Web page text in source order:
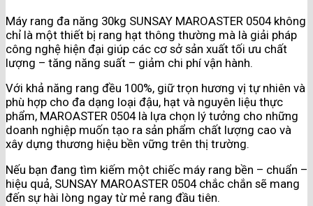
Máy rang đa năng 30kg SUNSAY MAROASTER 0504 không
chỉ là một thiết bị rang hạt thông thường mà là giải pháp
công nghệ hiện đại giúp các cơ sở sản xuất tối ưu chất
lượng – tăng năng suất – giảm chi phí vận hành.
Với khả năng rang đều 100%, giữ trọn hương vị tự nhiên và
phù hợp cho đa dạng loại đậu, hạt và nguyên liệu thực
phẩm, MAROASTER 0504 là lựa chọn lý tưởng cho những
doanh nghiệp muốn tạo ra sản phẩm chất lượng cao và
xây dựng thương hiệu bền vững trên thị trường.
Nếu bạn đang tìm kiếm một chiếc máy rang bền – chuẩn –
hiệu quả, SUNSAY MAROASTER 0504 chắc chắn sẽ mang
đến sự hài lòng ngay từ mẻ rang đầu tiên.